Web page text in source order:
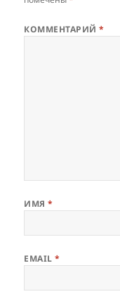
КОММЕНТАРИЙ*
ИМЯ*
EMAIL*